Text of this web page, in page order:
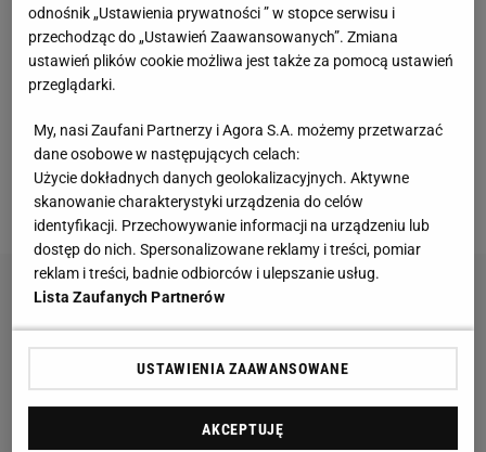
weekend 2-3 kwietnia. W ten sposób kluby chcą
zaprotestować, przeciwko obowiązującej od dawna
zasadzie, że jedno ze spotkań co tydzień
spotkań pokazuje otwarta telewizja, podczas gdy
pozostałem można obejrzeć wyłącznie w kablówce
lub systemie pay-per-view.
odnośnik „Ustawienia prywatności ” w stopce serwisu i
przechodząc do „Ustawień Zaawansowanych”. Zmiana
ustawień plików cookie możliwa jest także za pomocą ustawień
przeglądarki.
My, nasi Zaufani Partnerzy i Agora S.A. możemy przetwarzać
dane osobowe w następujących celach:
Użycie dokładnych danych geolokalizacyjnych. Aktywne
skanowanie charakterystyki urządzenia do celów
identyfikacji. Przechowywanie informacji na urządzeniu lub
dostęp do nich. Spersonalizowane reklamy i treści, pomiar
reklam i treści, badnie odbiorców i ulepszanie usług.
Lista Zaufanych Partnerów
USTAWIENIA ZAAWANSOWANE
AKCEPTUJĘ